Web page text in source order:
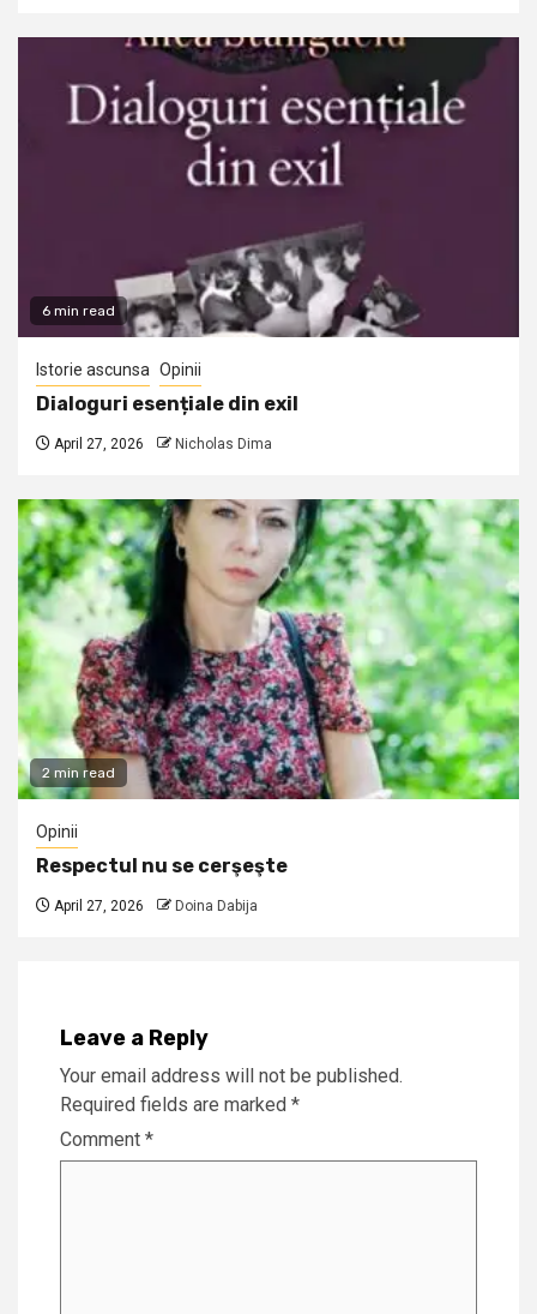
6 min read
Istorie ascunsa Opinii
Dialoguri esențiale din exil
April 27, 2026 Nicholas Dima
2 min read
Opinii
Respectul nu se cerşeşte
April 27, 2026 Doina Dabija
Leave a Reply
Your email address will not be published.
Required fields are marked *
Comment *